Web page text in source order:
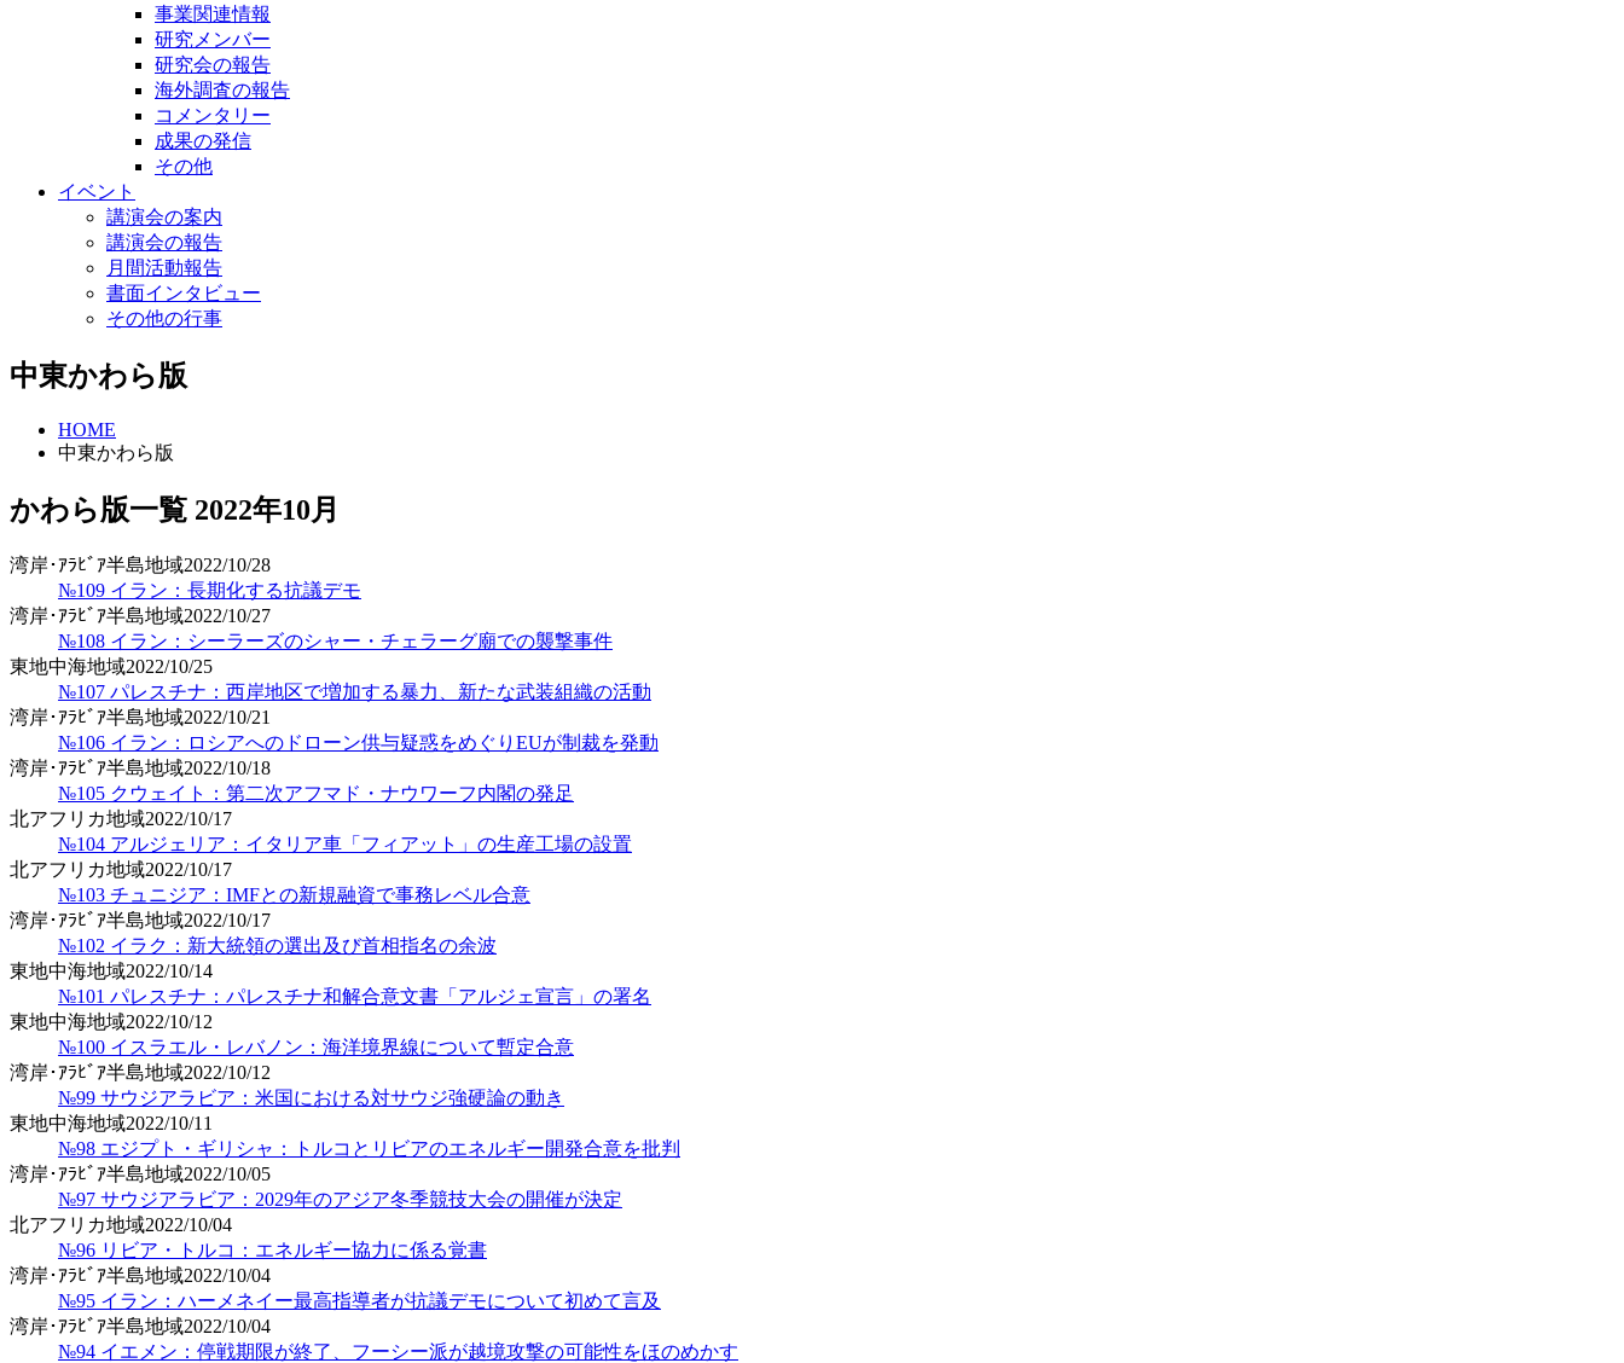
事業関連情報
研究メンバー
研究会の報告
海外調査の報告
コメンタリー
成果の発信
その他
イベント
講演会の案内
講演会の報告
月間活動報告
書面インタビュー
その他の行事
中東かわら版
HOME
中東かわら版
かわら版一覧 2022年10月
湾岸･ｱﾗﾋﾞｱ半島地域2022/10/28
№109 イラン：長期化する抗議デモ
湾岸･ｱﾗﾋﾞｱ半島地域2022/10/27
№108 イラン：シーラーズのシャー・チェラーグ廟での襲撃事件
東地中海地域2022/10/25
№107 パレスチナ：西岸地区で増加する暴力、新たな武装組織の活動
湾岸･ｱﾗﾋﾞｱ半島地域2022/10/21
№106 イラン：ロシアへのドローン供与疑惑をめぐりEUが制裁を発動
湾岸･ｱﾗﾋﾞｱ半島地域2022/10/18
№105 クウェイト：第二次アフマド・ナウワーフ内閣の発足
北アフリカ地域2022/10/17
№104 アルジェリア：イタリア車「フィアット」の生産工場の設置
北アフリカ地域2022/10/17
№103 チュニジア：IMFとの新規融資で事務レベル合意
湾岸･ｱﾗﾋﾞｱ半島地域2022/10/17
№102 イラク：新大統領の選出及び首相指名の余波
東地中海地域2022/10/14
№101 パレスチナ：パレスチナ和解合意文書「アルジェ宣言」の署名
東地中海地域2022/10/12
№100 イスラエル・レバノン：海洋境界線について暫定合意
湾岸･ｱﾗﾋﾞｱ半島地域2022/10/12
№99 サウジアラビア：米国における対サウジ強硬論の動き
東地中海地域2022/10/11
№98 エジプト・ギリシャ：トルコとリビアのエネルギー開発合意を批判
湾岸･ｱﾗﾋﾞｱ半島地域2022/10/05
№97 サウジアラビア：2029年のアジア冬季競技大会の開催が決定
北アフリカ地域2022/10/04
№96 リビア・トルコ：エネルギー協力に係る覚書
湾岸･ｱﾗﾋﾞｱ半島地域2022/10/04
№95 イラン：ハーメネイー最高指導者が抗議デモについて初めて言及
湾岸･ｱﾗﾋﾞｱ半島地域2022/10/04
№94 イエメン：停戦期限が終了、フーシー派が越境攻撃の可能性をほのめかす